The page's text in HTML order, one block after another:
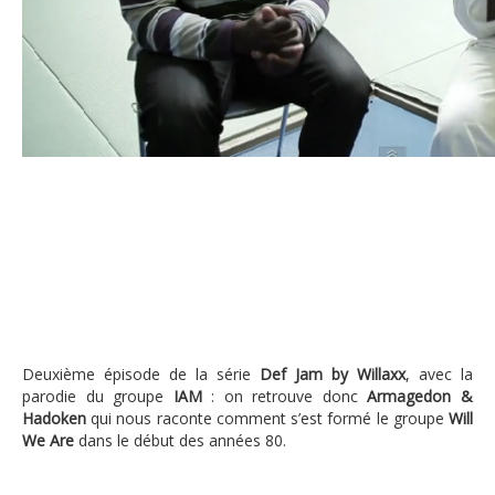
Deuxième épisode de la série Def Jam by Willaxx, avec la
parodie du groupe IAM: on retrouve doncArmagedon &
Hadoken qui nous raconte comment s’est formé le groupe Will
We Are dans le début des années 80.